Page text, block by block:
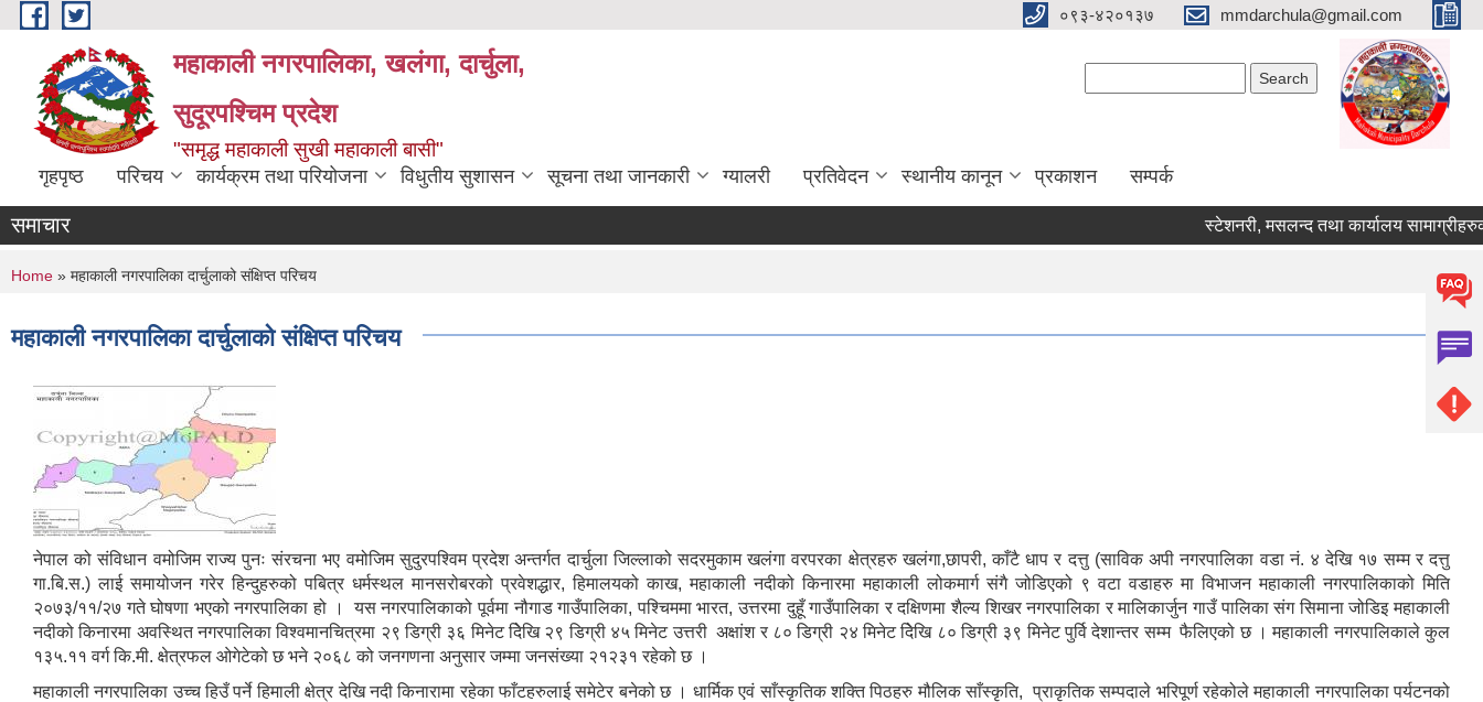
Skip to main content ०९३-४२०१३७ mmdarchula@gmail.com
महाकाली नगरपालिका, खलंगा, दार्चुला,
सुदूरपश्चिम प्रदेश
"समृद्ध महाकाली सुखी महाकाली बासी"
गृहपृष्ठ परिचय कार्यक्रम तथा परियोजना विधुतीय सुशासन सूचना तथा जानकारी ग्यालरी प्रतिवेदन स्थानीय कानून प्रकाशन सम्पर्क
समाचार स्टेशनरी, मसलन्द तथा कार्यालय सामाग्रीहरुको
You are here
Home » महाकाली नगरपालिका दार्चुलाको संक्षिप्त परिचय
महाकाली नगरपालिका दार्चुलाको संक्षिप्त परिचय
नेपाल को संविधान वमोजिम राज्य पुनः संरचना भए वमोजिम सुदुरपश्विम प्रदेश अन्तर्गत दार्चुला जिल्लाको सदरमुकाम खलंगा वरपरका क्षेत्रहरु खलंगा,छापरी, काँटै धाप र दत्तु (साविक अपी नगरपालिका वडा नं. ४ देखि १७ सम्म र दत्तु
गा.बि.स.) लाई समायोजन गरेर हिन्दुहरुको पबित्र धर्मस्थल मानसरोबरको प्रवेशद्धार, हिमालयको काख, महाकाली नदीको किनारमा महाकाली लोकमार्ग संगै जोडिएको ९ वटा वडाहरु मा विभाजन महाकाली नगरपालिकाको मिति
२०७३/११/२७ गते घोषणा भएको नगरपालिका हो । यस नगरपालिकाको पूर्वमा नौगाड गाउँपालिका, पश्चिममा भारत, उत्तरमा दुहूँ गाउँपालिका र दक्षिणमा शैल्य शिखर नगरपालिका र मालिकार्जुन गाउँ पालिका संग सिमाना जोडिइ महाकाली
नदीको किनारमा अवस्थित नगरपालिका विश्वमानचित्रमा २९ डिग्री ३६ मिनेट देिखि २९ डिग्री ४५ मिनेट उत्तरी अक्षांश र ८० डिग्री २४ मिनेट देिखि ८० डिग्री ३९ मिनेट पुर्वि देशान्तर सम्म फैलिएको छ । महाकाली नगरपालिकाले कुल
१३५.११ वर्ग कि.मी. क्षेत्रफल ओगेटेको छ भने २०६८ को जनगणना अनुसार जम्मा जनसंख्या २१२३१ रहेको छ ।
महाकाली नगरपालिका उच्च हिउँ पर्ने हिमाली क्षेत्र देखि नदी किनारामा रहेका फाँटहरुलाई समेटेर बनेको छ । धार्मिक एवं साँस्कृतिक शक्ति पिठहरु मौलिक साँस्कृति, प्राकृतिक सम्पदाले भरिपूर्ण रहेकोले महाकाली नगरपालिका पर्यटनको